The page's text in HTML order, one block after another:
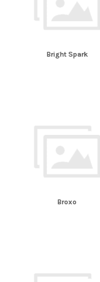
Bright Spark
Broxo